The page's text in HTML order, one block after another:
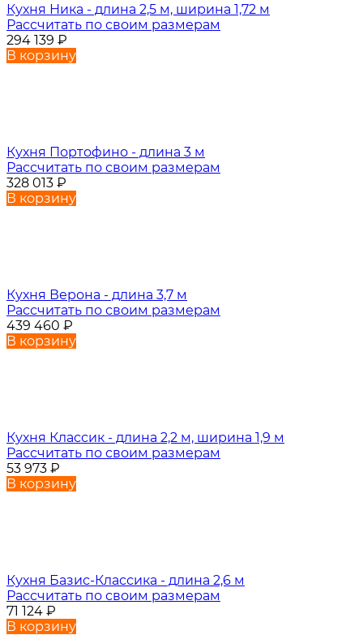
Кухня Ника - длина 2,5 м, ширина 1,72 м
Рассчитать по своим размерам
294 139 ₽
В корзину
Кухня Портофино - длина 3 м
Рассчитать по своим размерам
328 013 ₽
В корзину
Кухня Верона - длина 3,7 м
Рассчитать по своим размерам
439 460 ₽
В корзину
Кухня Классик - длина 2,2 м, ширина 1,9 м
Рассчитать по своим размерам
53 973 ₽
В корзину
Кухня Базис-Классика - длина 2,6 м
Рассчитать по своим размерам
71 124 ₽
В корзину